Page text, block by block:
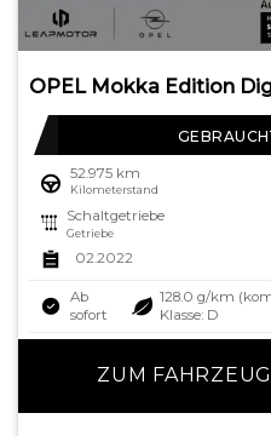
52.975 km
Kilometerstand
Schaltgetriebe
Getriebe
02.2022
Ab
sofort
128.0 g/km
Klasse: D
ZUM FAHRZEUG